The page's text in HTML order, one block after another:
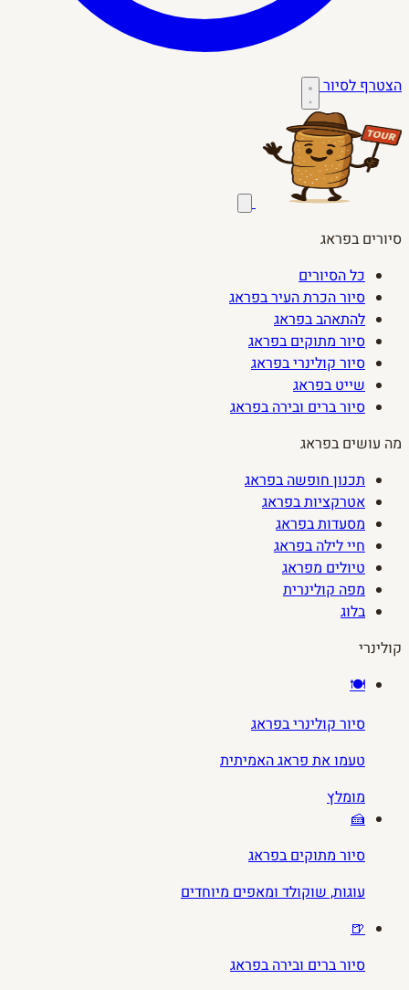
הצטרף לסיור
סיורים בפראג
כל הסיורים
סיור הכרת העיר בפראג
להתאהב בפראג
סיור מתוקים בפראג
סיור קולינרי בפראג
שייט בפראג
סיור ברים ובירה בפראג
מה עושים בפראג
תכנון חופשה בפראג
אטרקציות בפראג
מסעדות בפראג
חיי לילה בפראג
טיולים מפראג
מפה קולינרית
בלוג
קולינרי
🍽️
סיור קולינרי בפראג
טעמו את פראג האמיתית
מומלץ
🍰
סיור מתוקים בפראג
עוגות, שוקולד ומאפים מיוחדים
🍺
סיור ברים ובירה בפראג